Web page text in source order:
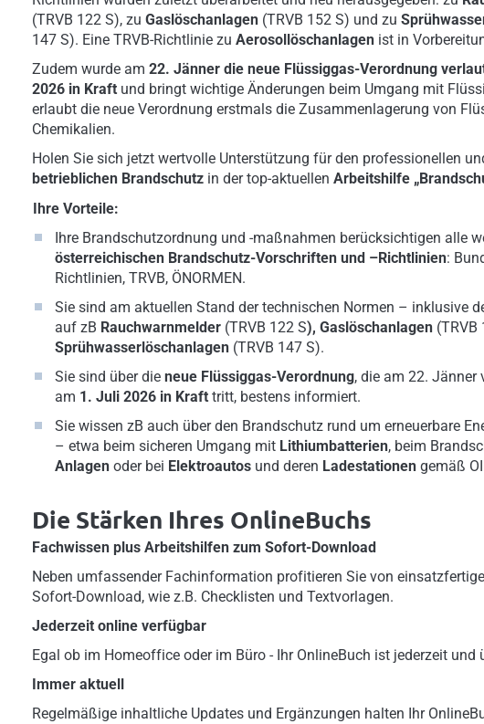
(TRVB 122 S), zu Gaslöschanlagen (TRVB 152 S) und zu
147 S). Eine TRVB-Richtlinie zu Aerosollöschanlagen ist in
Zudem wurde am 22. Jänner die neue Flüssiggas-Verordnung
2026 in Kraft und bringt wichtige Änderungen beim Umgang mit
erlaubt die neue Verordnung erstmals die Zusammenlagerung von
Chemikalien.
Holen Sie sich jetzt wertvolle Unterstützung für den professionellen
betrieblichen Brandschutz in der top-aktuellen Arbeitshilfe
Ihre Vorteile:
Ihre Brandschutzordnung und -maßnahmen berücksichtigen alle
österreichischen Brandschutz-Vorschriften und –Richtlinien:
Richtlinien, TRVB, ÖNORMEN.
Sie sind am aktuellen Stand der technischen Normen – inklusive
auf zB Rauchwarnmelder (TRVB 122 S), Gaslöschanlagen (TRVB
Sprühwasserlöschanlagen (TRVB 147 S).
Sie sind über die neue Flüssiggas-Verordnung, die am 22. Jänner
am 1. Juli 2026 in Kraft tritt, bestens informiert.
Sie wissen zB auch über den Brandschutz rund um erneuerbare
– etwa beim sicheren Umgang mit Lithiumbatterien, beim
Anlagen oder bei Elektroautos und deren Ladestationen gemäß
Die Stärken Ihres OnlineBuchs
Fachwissen plus Arbeitshilfen zum Sofort-Download
Neben umfassender Fachinformation profitieren Sie von
Sofort-Download, wie z.B. Checklisten und Textvorlagen.
Jederzeit online verfügbar
Egal ob im Homeoffice oder im Büro - Ihr OnlineBuch ist jederzeit und
Immer aktuell
Regelmäßige inhaltliche Updates und Ergänzungen halten Ihr